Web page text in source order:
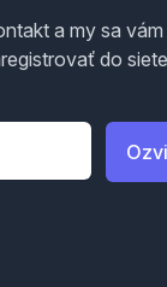
a my sa
do siete